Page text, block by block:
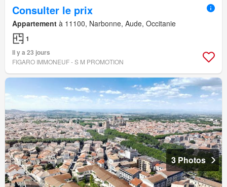
Consulter le prix
Appartement à 11100, Narbonne, Aude, Occitanie
1
Il y a 23 jours
FIGARO IMMONEUF - S M PROMOTION
3 Photos